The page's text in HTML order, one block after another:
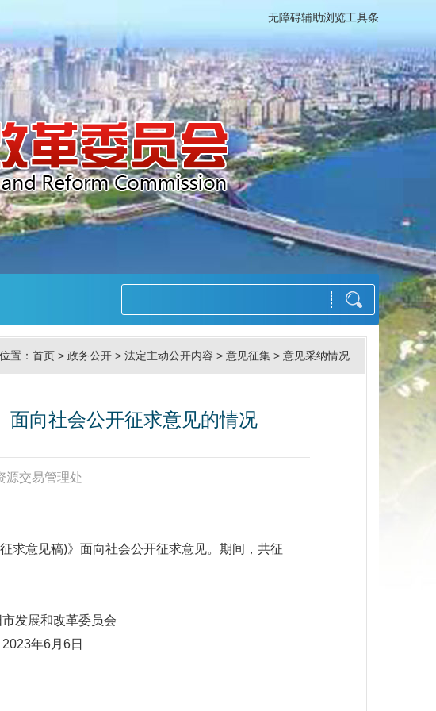
无障碍辅助浏览工具条
置： 首页 > 政务公开 > 法定主动公开内容 > 意见征集 > 意见采纳情况
面向社会公开征求意见的情况
源交易管理处
意见稿)》面向社会公开征求意见。期间，共征
员会